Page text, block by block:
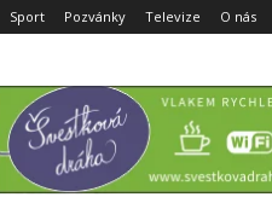
Sport Pozvánky Televize O nás